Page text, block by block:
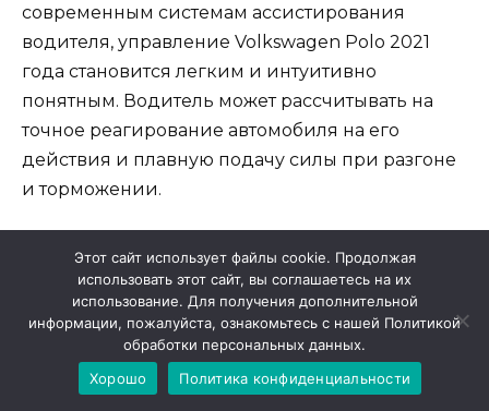
современным системам ассистирования
водителя, управление Volkswagen Polo 2021
года становится легким и интуитивно
понятным. Водитель может рассчитывать на
точное реагирование автомобиля на его
действия и плавную подачу силы при разгоне
и торможении.
Система подвески автомобиля также
способствует улучшению управляемости и
комфорта во время движения.
Четырехточечная подвеска обеспечивает
стабильность и плавность движения, а также
снижает уровень шума и вибрации в салоне.
Этот сайт использует файлы cookie. Продолжая
использовать этот сайт, вы соглашаетесь на их
использование. Для получения дополнительной
информации, пожалуйста, ознакомьтесь с нашей Политикой
обработки персональных данных.
Хорошо
Политика конфиденциальности